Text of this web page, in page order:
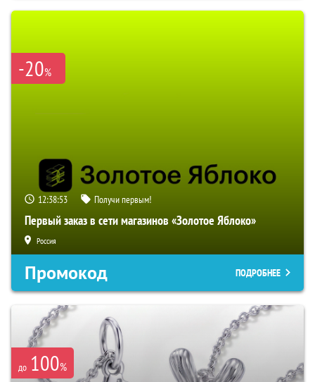
-20%
12:38:52 Получи первым!
Первый заказ в сети магазинов «Золотое Яблоко»
Россия
Промокод ПОДРОБНЕЕ
до 100%